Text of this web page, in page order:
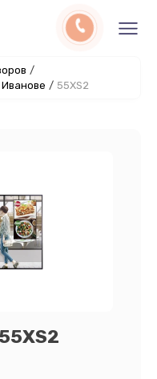
/
/ 55XS2